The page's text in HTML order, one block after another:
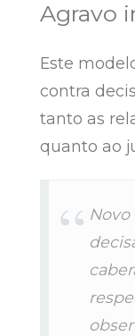
Agravo
Este
contra
tanto as
quanto ao
Novo